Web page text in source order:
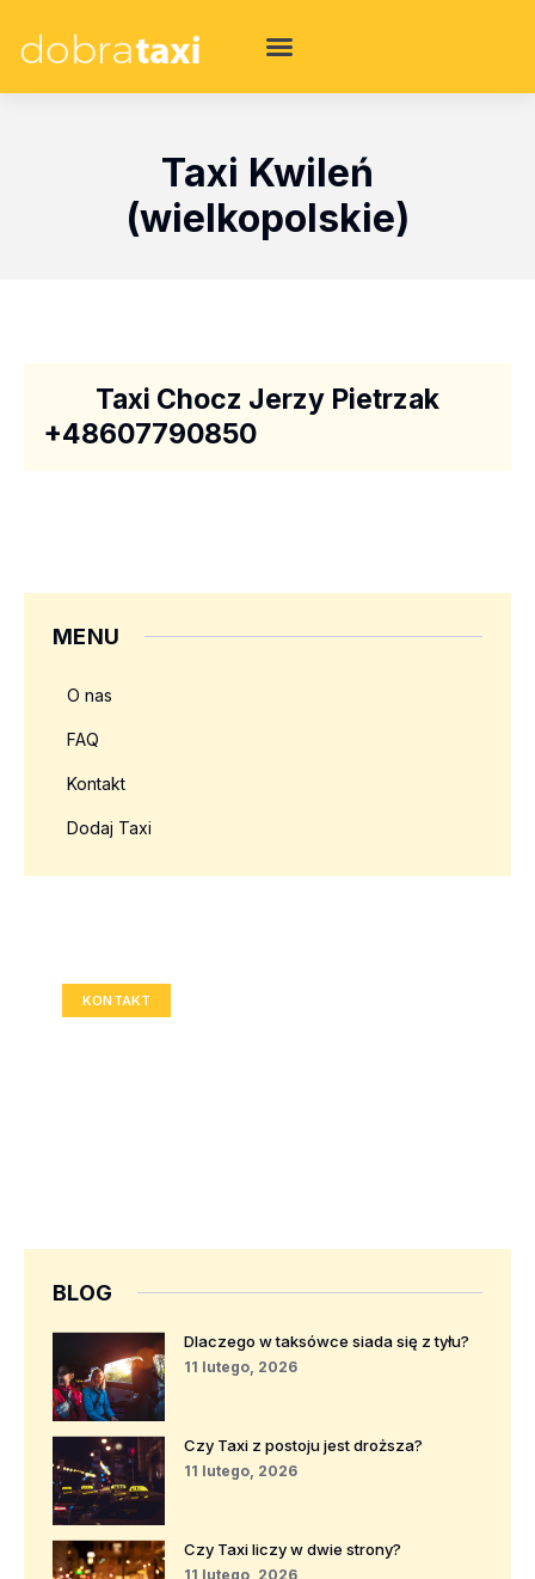
Taxi Kwileń
(wielkopolskie)
Taxi Chocz Jerzy Pietrzak
+48607790850
MENU
O nas
FAQ
Kontakt
Dodaj Taxi
KONTAKT
BLOG
Dlaczego w taksówce siada się z tyłu?
11 lutego, 2026
Czy Taxi z postoju jest droższa?
11 lutego, 2026
Czy Taxi liczy w dwie strony?
11 lutego, 2026